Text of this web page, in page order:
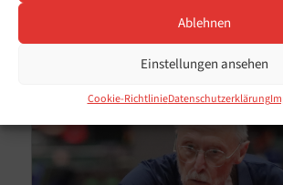
Ablehnen
Einstellungen ansehen
Cookie-RichtlinieDatenschutzerklärung